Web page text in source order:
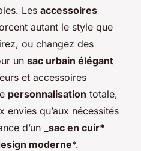
Les accessoires
autant le style que
ou changez des
un sac urbain élégant
et accessoires
personnalisation totale,
envies qu’aux nécessités
d’un
_sac en cuir*
moderne*.